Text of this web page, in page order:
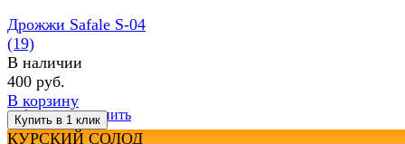
избранное сравнить
Дрожжи Safale S-04
(19)
В наличии
400 руб.
В корзину
КУРСКИЙ СОЛОД